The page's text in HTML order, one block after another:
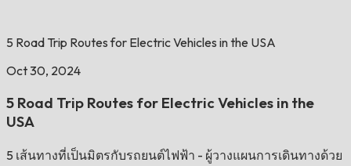
5 Road Trip Routes for Electric Vehicles in the USA
Oct 30, 2024
5 Road Trip Routes for Electric Vehicles in the
USA
5 เส้นทางที่เป็นมิตรกับรถยนต์ไฟฟ้า - ผู้วางแผนการเดินทางด้วย